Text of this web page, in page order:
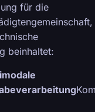
für die
beinhaltet: